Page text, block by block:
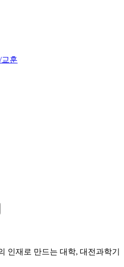
훈
인재로 만드는 대학, 대전과학기